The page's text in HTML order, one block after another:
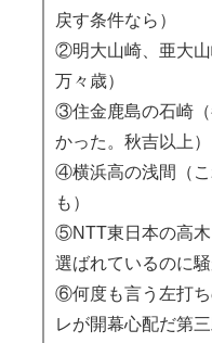
戻す条件なら）
②明大山崎、亜大
万々歳）
③住金鹿島の石崎
かった。秋吉以上）
④横浜高の浅間（
も）
⑤NTT東日本の高木
選ばれているのに騒
⑥何度も言う左打
レが開幕心配だ第